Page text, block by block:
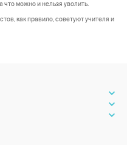
что можно и нельзя уволить.
как правило, советуют учителя и